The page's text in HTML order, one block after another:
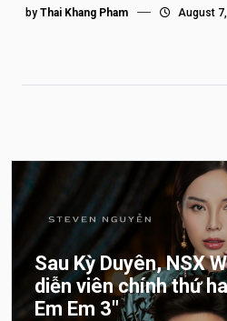
by Thai Khang Pham August
Sau Kỳ Duyên, NSX
diễn viên chính thứ
Em Em 3″